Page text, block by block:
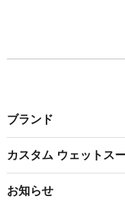
ブランド
カスタム ウェットス
お知らせ